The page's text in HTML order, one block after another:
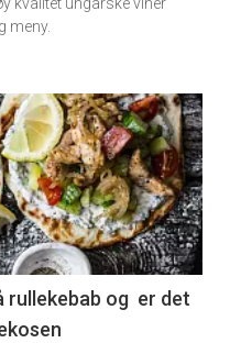
meny.
rullekebab og er det